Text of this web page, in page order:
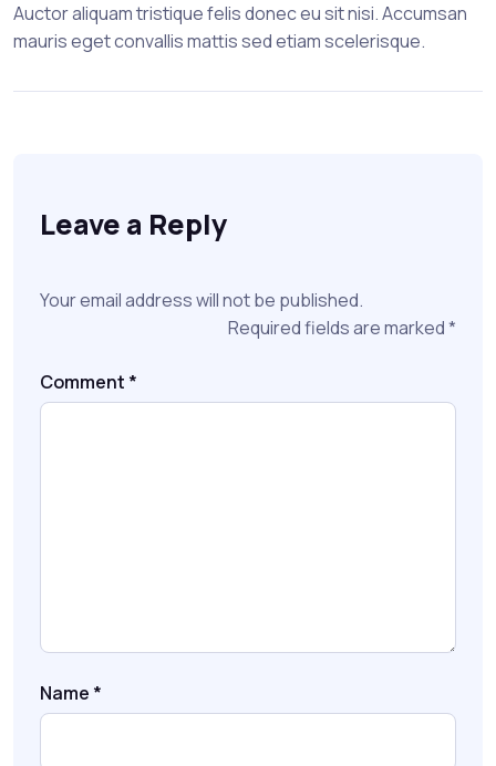
Auctor aliquam tristique felis donec eu sit nisi. Accumsan
mauris eget convallis mattis sed etiam scelerisque.
Leave a Reply
Your email address will not be published.
Required fields are marked*
Comment *
Name *